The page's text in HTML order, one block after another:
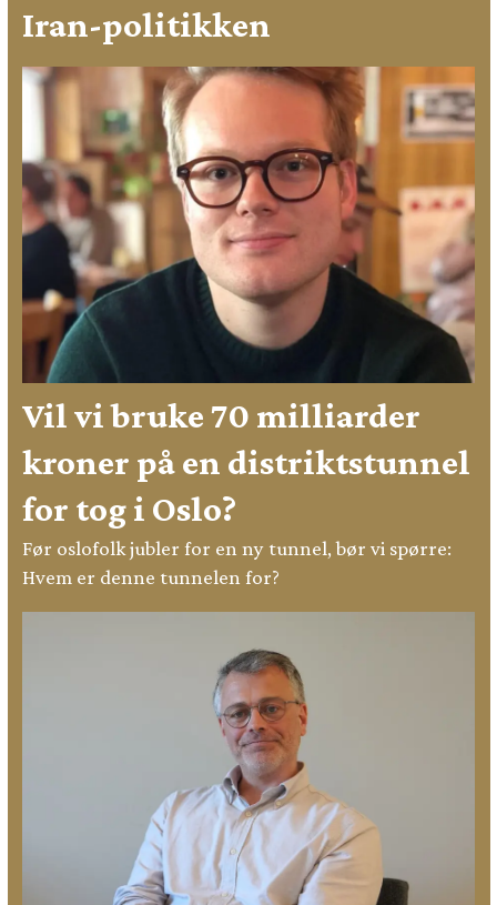
Iran-politikken
Vil vi bruke 70 milliarder
kroner på en distriktstunnel
for tog i Oslo?
Før oslofolk jubler for en ny tunnel, bør vi spørre:
Hvem er denne tunnelen for?